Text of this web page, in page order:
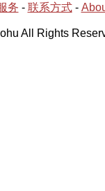
务 - 联系方式-
All Rights